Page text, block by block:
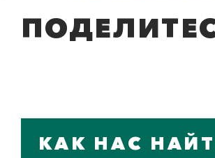
КАК НАС